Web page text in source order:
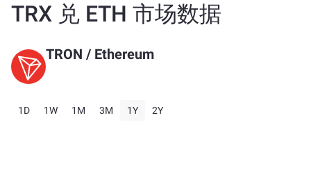
TRX 兑 ETH 市场数据
TRON / Ethereum
1D 1W 1M 3M 1Y 2Y